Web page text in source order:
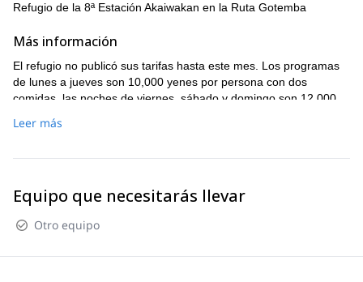
estación de la Ruta Fujinomiya 2:00 p.m. - Dejar en la
la Estación Kawaguchiko
Refugio de la 8ª Estación Akaiwakan en la Ruta Gotemba
Más información
El refugio no publicó sus tarifas hasta este mes. Los programas
de lunes a jueves son 10,000 yenes por persona con dos
comidas, las noches de viernes, sábado y domingo son 12,000
período de vacaciones de Obon.
Leer más
Equipo que necesitarás llevar
Otro equipo